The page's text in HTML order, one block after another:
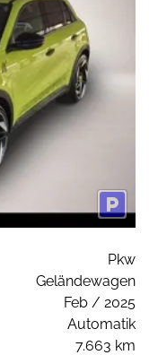
Pkw
Geländewagen
Feb / 2025
Automatik
7.663 km